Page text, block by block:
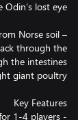
Norse soil –
through the
the intestines